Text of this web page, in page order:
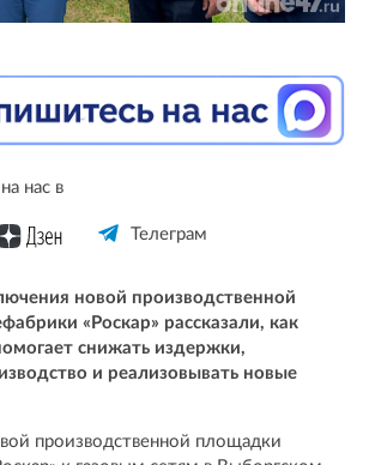
нас в
Телеграм
новой производственной
«Роскар» рассказали, как
снижать издержки,
и реализовывать новые
производственной площадки